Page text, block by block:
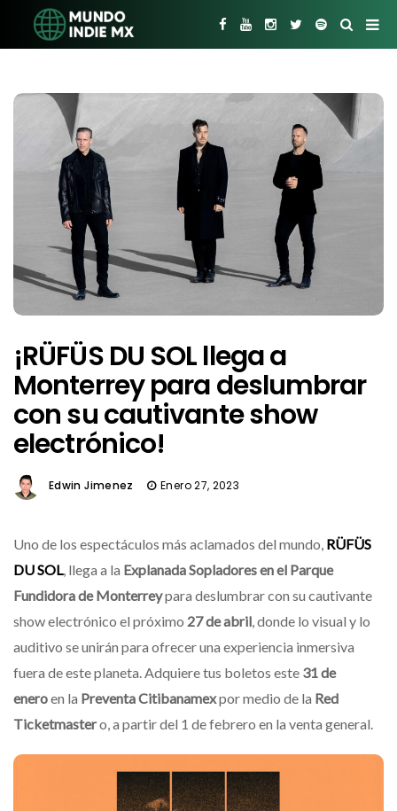
¡RÜFÜS DU SOL llega a
Monterrey para deslumbrar
con su cautivante show
electrónico!
Edwin Jimenez Enero 27, 2023
Uno de los espectáculos más aclamados del mundo, RÜFÜS
DU SOL, llega a la Explanada Sopladores en el Parque
Fundidora de Monterreypara deslumbrar con su cautivante
show electrónico el próximo 27 de abril, donde lo visual y lo
auditivo se unirán para ofrecer una experiencia inmersiva
fuera de este planeta. Adquiere tus boletos este 31 de
eneroen la Preventa Citibanamexpor medio de la Red
Ticketmastero, a partir del 1 de febrero en la venta general.